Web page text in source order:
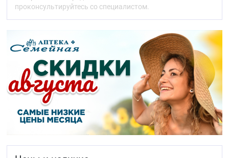
коагуляция эрозии и полипа и т.д.).
повышенная чувствительность к йоду и
другим составляющим препарата
нарушение функции щитовидной железы
(гипертиреоз) (см.раздел «Особые указания»)
аденома щитовидной железы
герпетиформный дерматит Дюринга
одновременное применение радиоактивного
йода
недоношенные и новорожденные дети.
С осторожностью:
беременность и период кормления грудью,
проконсультируйтесь со специалистом.